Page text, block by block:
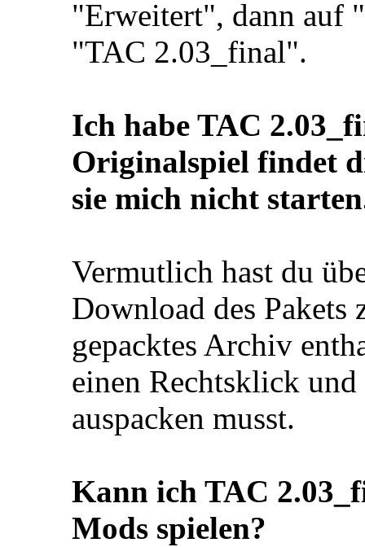
"Erweitert", dann auf
"TAC 2.03_final".
Ich habe TAC
Originalspiel findet
sie mich nicht
Vermutlich hast du
Download des
gepacktes Archiv
einen Rechtsklick
auspacken musst.
Kann ich TAC
Mods spielen?